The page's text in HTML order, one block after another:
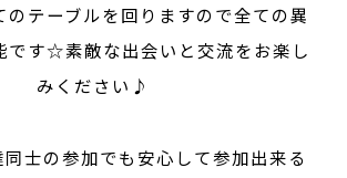
のテーブルを回りますので全ての異
です☆素敵な出会いと交流をお楽し
みください♪
士の参加でも安心して参加出来る